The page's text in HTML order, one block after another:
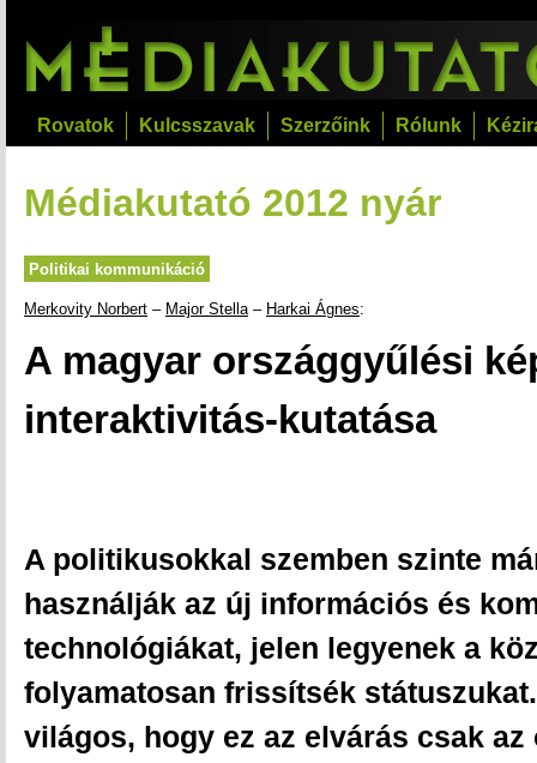
Rovatok Kulcsszavak Szerzőink Rólunk
Médiakutató 2012 nyár
Politikai kommunikáció
Merkovity Norbert – Major Stella– Harkai Ágnes:
A magyar országgyűlési
interaktivitás-kutatása
A politikusokkal szemben szinte
használják az új információs és
technológiákat, jelen legyenek a
folyamatosan frissítsék
világos, hogy ez az elvárás csak